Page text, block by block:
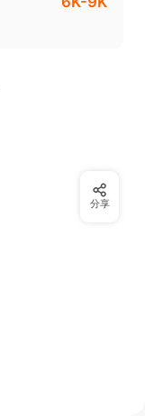
分享